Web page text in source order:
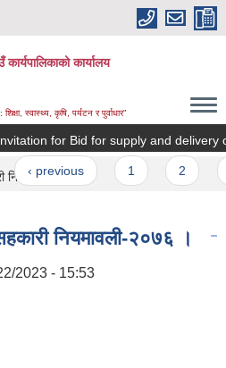
कार्यालय
स्वास्थ्य, कृषि, पर्यटन र पुर्वाधार”
for Bid for supply and delivery of
‹ previous
नियमावली-२०७६ ।
नियमावली-२०७६ ।
2023 - 15:53